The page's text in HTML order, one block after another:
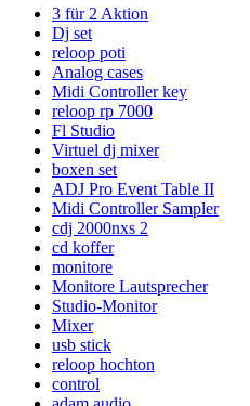
3 für 2 Aktion
Dj set
reloop poti
Analog cases
Midi Controller key
reloop rp 7000
Fl Studio
Virtuel dj mixer
boxen set
ADJ Pro Event Table II
Midi Controller Sampler
cdj 2000nxs 2
cd koffer
monitore
Monitore Lautsprecher
Studio-Monitor
Mixer
usb stick
reloop hochton
control